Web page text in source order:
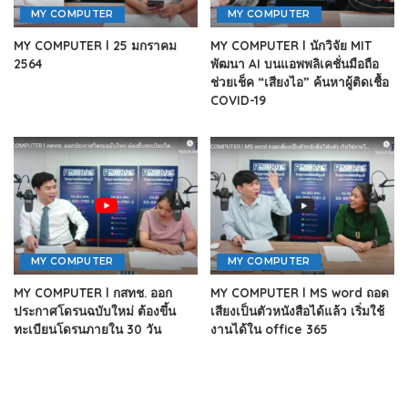
MY COMPUTER
MY COMPUTER l 25 มกราคม
2564
MY COMPUTER
MY COMPUTER l นักวิจัย MIT
พัฒนา AI บนแอพพลิเคชั่นมือถือ
ช่วยเช็ค “เสียงไอ” ค้นหาผู้ติดเชื้อ
COVID-19
MY COMPUTER
MY COMPUTER l กสทช. ออก
ประกาศโดรนฉบับใหม่ ต้องขึ้น
ทะเบียนโดรนภายใน 30 วัน
MY COMPUTER
MY COMPUTER l MS word ถอด
เสียงเป็นตัวหนังสือได้แล้ว เริ่มใช้
งานได้ใน office 365